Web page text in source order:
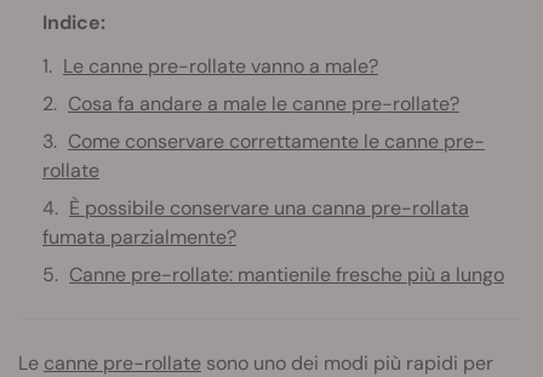
Indice:
Le canne pre-rollate vanno a male?
Cosa fa andare a male le canne pre-rollate?
Come conservare correttamente le canne pre-
rollate
È possibile conservare una canna pre-rollata
fumata parzialmente?
Canne pre-rollate: mantienile fresche più a lungo
Le canne pre-rollate sono uno dei modi più rapidi per